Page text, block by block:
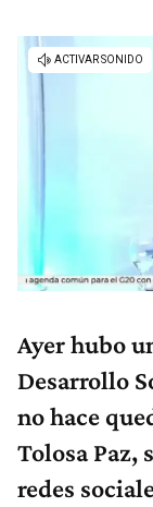
Ayer hubo
Desarrollo
no hace
Tolosa Paz,
redes